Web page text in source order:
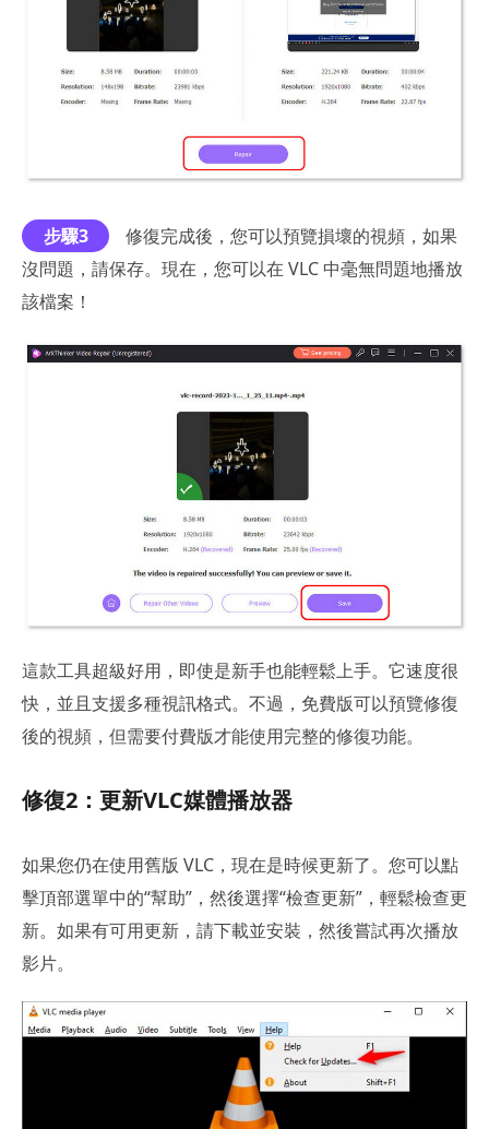
步驟3
修復完成後，您可以預覽損壞的視頻，如果
沒問題，請保存。現在，您可以在 VLC 中毫無問題地播放
該檔案！
這款工具超級好用，即使是新手也能輕鬆上手。它速度很
快，並且支援多種視訊格式。不過，免費版可以預覽修復
後的視頻，但需要付費版才能使用完整的修復功能。
修復2：更新VLC媒體播放器
如果您仍在使用舊版 VLC，現在是時候更新了。您可以點
擊頂部選單中的“幫助”，然後選擇“檢查更新”，輕鬆檢查更
新。如果有可用更新，請下載並安裝，然後嘗試再次播放
影片。